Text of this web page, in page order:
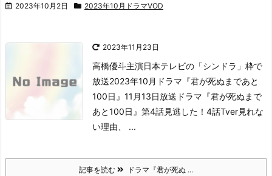
2023年10月2日 2023年10月ドラマVOD
2023年11月23日
高橋優斗主演日本テレビの「シンドラ」枠で
放送2023年10月ドラマ『君が死ぬまであと
100日』 11月13日放送ドラマ『君が死ぬまで
あと100日』第4話見逃した！ 4話Tver見れな
い理由、 ...
記事を読む ドラマ『君が死ぬ ...